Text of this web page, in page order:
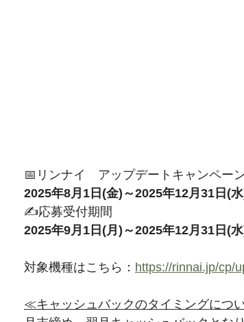
📅リンナイ　アップデートキャンペー
2025年8月1日(金)～2025年12月31日(
✍応募受付期間
2025年9月1日(月)～2025年12月31日(
対象機種はこちら： https://rinnai.jp/cp/
≪キャッシュバックのタイミングにつ